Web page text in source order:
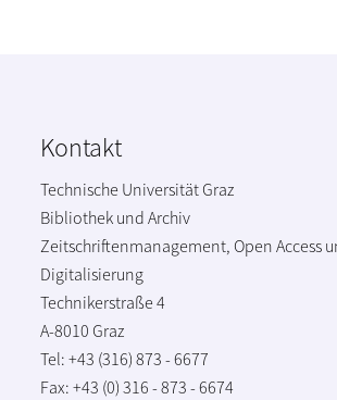
Kontakt
Technische Universität Graz
Bibliothek und Archiv
Zeitschriftenmanagement, Open Access
Digitalisierung
Technikerstraße 4
A-8010 Graz
Tel: +43 (316) 873 - 6677
Fax: +43 (0) 316 - 873 - 6674